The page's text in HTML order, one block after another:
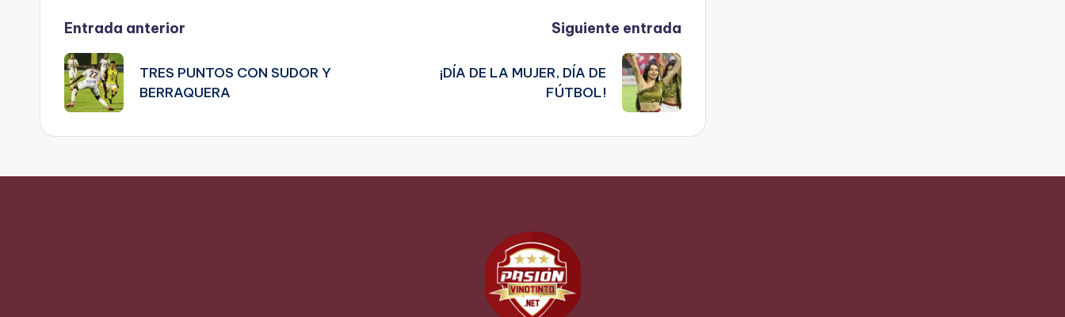
Navegación
de
entradas
Entrada anterior
TRES PUNTOS CON SUDOR Y
BERRAQUERA
Siguiente entrada
¡DÍA DE LA MUJER, DÍA DE
FÚTBOL!